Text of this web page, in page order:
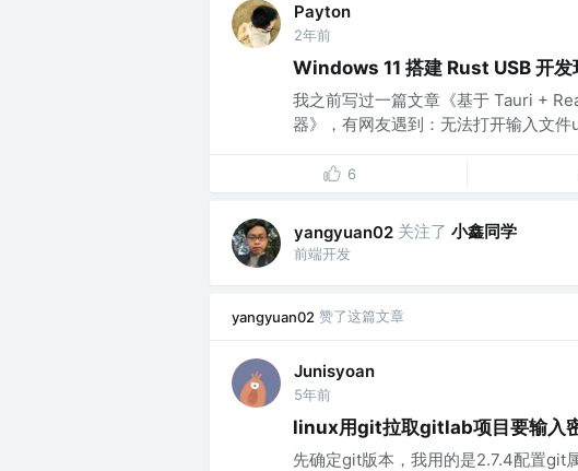
Payton
2年前
Windows 11 搭建 Rust USB 开发
我之前写过一篇文章《基于 Tauri +
器》，有网友遇到：无法打开输入文件
6
yangyuan02 关注了 小鑫同学
前端开发
yangyuan02 赞了这篇文章
Junisyoan
5年前
linux用git拉取gitlab项目要输入
先确定git版本，我用的是2.7.4配置git